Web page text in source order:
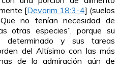
[Devarim 18:3-4] (suelos
no tenían necesidad de
otras especies”, porque su
determinado y sus tareas
del Altísimo con las más
de la admiración aún de